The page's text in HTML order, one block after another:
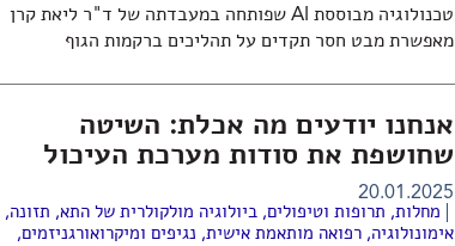
טכנולוגיה מבוססת AI שפותחה במעבדתה של ד"ר ליאת קרן
מאפשרת מבט חסר תקדים על תהליכים ברקמות הגוף
אנחנו יודעים מה אכלת: השיטה
שחושפת את סודות מערכת העיכול
20.01.2025
מחלות, תרופות וטיפולים,ביולוגיה מולקולרית של התא, תזונה,
אימונולוגיה,רפואה מותאמת אישית, נגיפים ומיקרואורגניזמים,